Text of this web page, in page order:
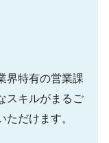
界特有の営業課
スキルがまるご
だけます。